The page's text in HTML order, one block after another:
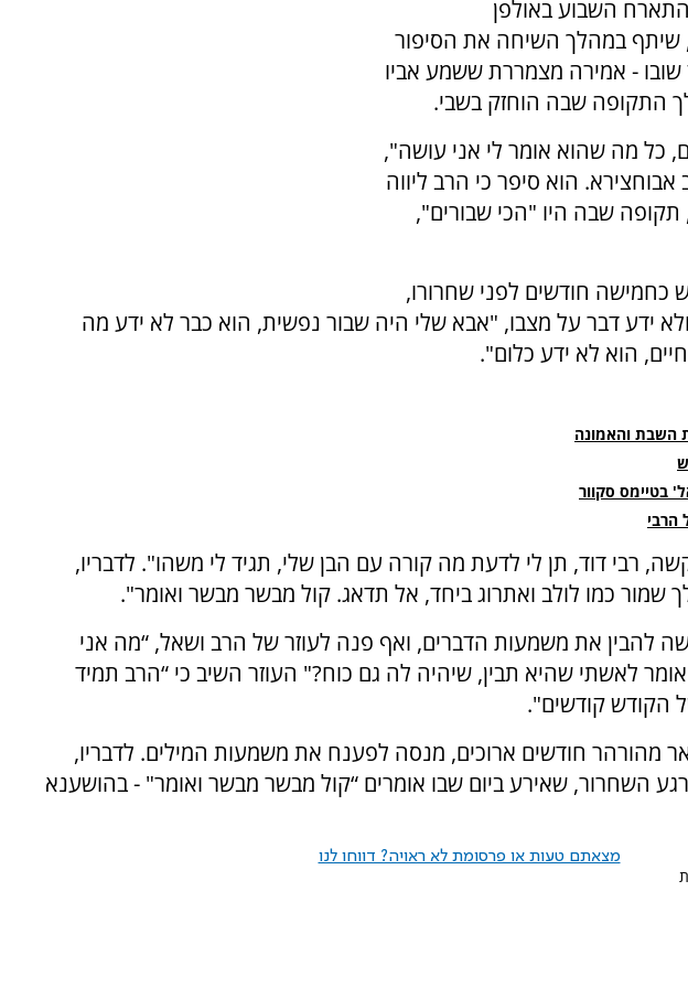
השבוע באולפן
של ערוץ 7, שיתף במהלך השיחה את הסיפור
- אמירה מצמררת ששמע אביו
התקופה שבה הוחזק בשבי.
כל מה שהוא אומר לי אני עושה",
הוא סיפר כי הרב ליווה
תקופה שבה היו "הכי שבורים",
חודשים לפני שחרורו,
ידע דבר על מצבו, "אבא שלי היה שבור נפשית, הוא כבר לא ידע מה
הוא לא ידע כלום".
השבת והאמונה
בטיימס סקוור
הרבי
רבי דוד, תן לי לדעת מה קורה עם הבן שלי, תגיד לי משהו". לדבריו,
שמור כמו לולב ואתרוג ביחד, אל תדאג. קול מבשר מבשר ואומר".
להבין את משמעות הדברים, ואף פנה לעוזר של הרב ושאל, “מה אני
לאשתי שהיא תבין, שיהיה לה גם כוח?" העוזר השיב כי “הרב תמיד
הקודש קודשים".
מהורהר חודשים ארוכים, מנסה לפענח את משמעות המילים. לדבריו,
השחרור, שאירע ביום שבו אומרים “קול מבשר מבשר ואומר" - בהושענא
מצאתם טעות או פרסומת לא ראויה? דווחו לנו